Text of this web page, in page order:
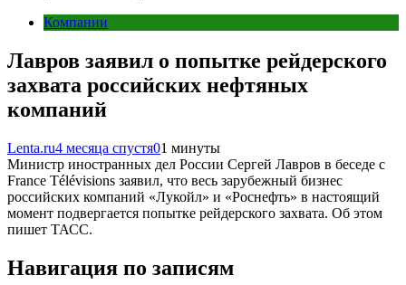
Компании
Лавров заявил о попытке рейдерского
захвата российских нефтяных
компаний
Lenta.ru4 месяца спустя01 минуты
Министр иностранных дел России Сергей Лавров в беседе с
France Télévisions заявил, что весь зарубежный бизнес
российских компаний «Лукойл» и «Роснефть» в настоящий
момент подвергается попытке рейдерского захвата. Об этом
пишет ТАСС.
Навигация по записям